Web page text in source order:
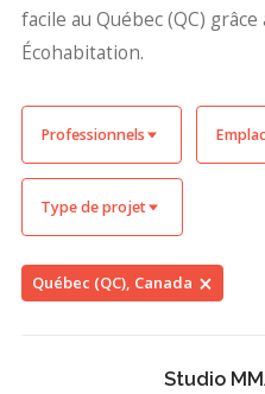
facile au Québec (QC)
Écohabitation.
Professionnels
Type de projet
Québec (QC), Canada
Studio